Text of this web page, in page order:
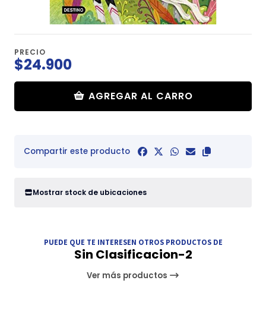
PRECIO
$24.900
AGREGAR AL CARRO
Compartir este producto
Mostrar stock de ubicaciones
PUEDE QUE TE INTERESEN OTROS PRODUCTOS DE
Sin Clasificacion-2
Ver más productos